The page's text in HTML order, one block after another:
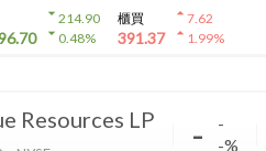
arrow_drop_down214.90
arrow_drop_down0.48%
櫃買
391.37
arrow_drop_up7.62
arrow_drop_up1.99%
Resources LP -
-
-%